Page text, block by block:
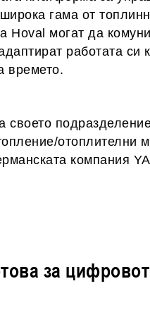
гама от
Hoval могат да
работата си
времето.
своето
отоплителни
компания
за